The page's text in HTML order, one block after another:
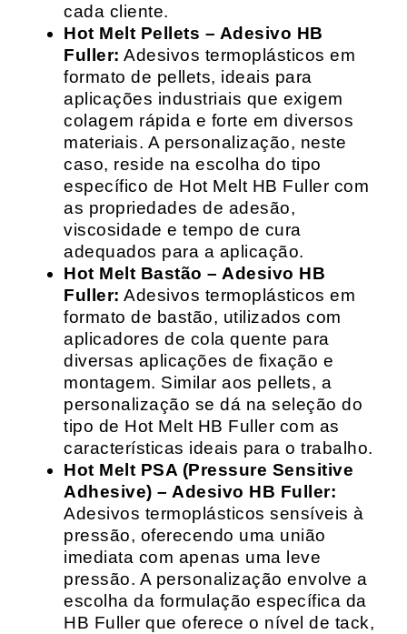
cada cliente.
Hot Melt Pellets – Adesivo HB
Fuller: Adesivos termoplásticos em
formato de pellets, ideais para
aplicações industriais que exigem
colagem rápida e forte em diversos
materiais. A personalização, neste
caso, reside na escolha do tipo
específico de Hot Melt HB Fuller com
as propriedades de adesão,
viscosidade e tempo de cura
adequados para a aplicação.
Hot Melt Bastão – Adesivo HB
Fuller: Adesivos termoplásticos em
formato de bastão, utilizados com
aplicadores de cola quente para
diversas aplicações de fixação e
montagem. Similar aos pellets, a
personalização se dá na seleção do
tipo de Hot Melt HB Fuller com as
características ideais para o trabalho.
Hot Melt PSA (Pressure Sensitive
Adhesive) – Adesivo HB Fuller:
Adesivos termoplásticos sensíveis à
pressão, oferecendo uma união
imediata com apenas uma leve
pressão. A personalização envolve a
escolha da formulação específica da
HB Fuller que oferece o nível de tack,